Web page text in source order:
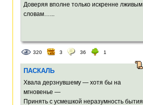
Доверяя вполне только искренне лживым
словам…...
320 3 36 1
ПАСКАЛЬ
Хвала дерзнувшему — хотя бы на
мгновенье —
Принять с усмешкой неразумность бытия,